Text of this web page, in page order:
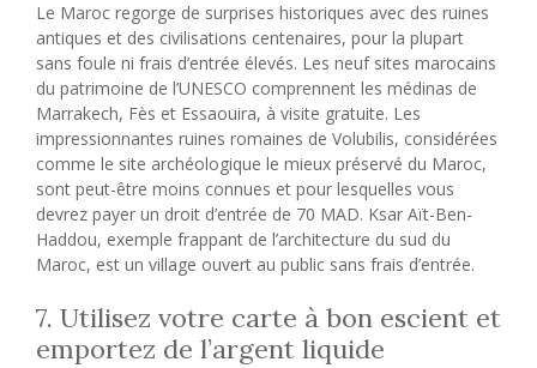
Le Maroc regorge de surprises historiques avec des ruines
antiques et des civilisations centenaires, pour la plupart
sans foule ni frais d’entrée élevés. Les neuf sites marocains
du patrimoine de l’UNESCO comprennent les médinas de
Marrakech, Fès et Essaouira, à visite gratuite. Les
impressionnantes ruines romaines de Volubilis, considérées
comme le site archéologique le mieux préservé du Maroc,
sont peut-être moins connues et pour lesquelles vous
devrez payer un droit d’entrée de 70 MAD. Ksar Aït-Ben-
Haddou, exemple frappant de l’architecture du sud du
Maroc, est un village ouvert au public sans frais d’entrée.
7. Utilisez votre carte à bon escient et
emportez de l’argent liquide